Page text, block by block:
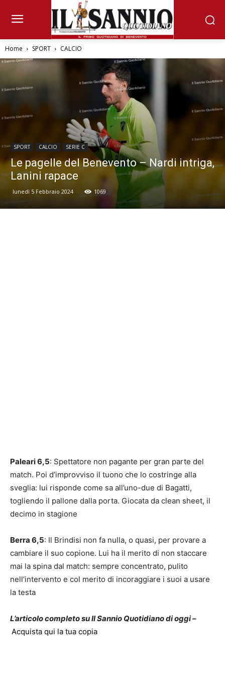
Home SPORT CALCIO
SPORT CALCIO SERIE C
Le pagelle del Benevento – Nardi intriga,
Lanini rapace
lunedì 5 Febbraio 2024 1069
Paleari 6,5: Spettatore non pagante per gran parte del
match. Poi d’improvviso il tuono che lo costringe alla
sveglia: lui risponde come sa all’uno-due di Bagatti,
togliendo il pallone dalla porta. Giocata da clean sheet, il
decimo in stagione
Berra 6,5: Il Brindisi non fa nulla, o quasi, per provare a
cambiare il suo copione. Lui ha il merito di non staccare
mai la spina dal match: sempre concentrato, pulito
nell’intervento e col merito di incoraggiare i suoi a usare
la testa
L’articolo completo su Il Sannio Quotidiano di oggi –
Acquista qui la tua copia